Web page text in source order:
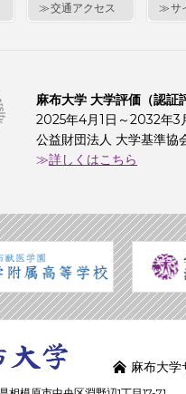
交通アクセス サ
麻布大学 大学評価（認証
2025年4月1日～2032年3
公益財団法人 大学基準協
詳しくはこちら
麻布大学